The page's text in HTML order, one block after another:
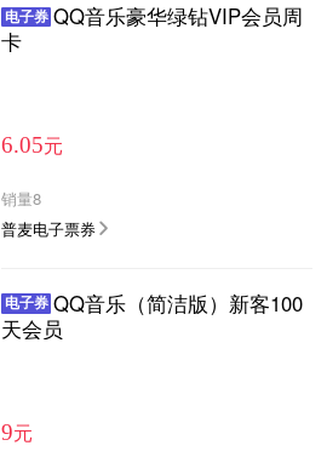
电子券 QQ音乐豪华绿钻VIP会员周
卡
6.05元
销量8
普麦电子票券
电子券 QQ音乐（简洁版）新客100
天会员
9元